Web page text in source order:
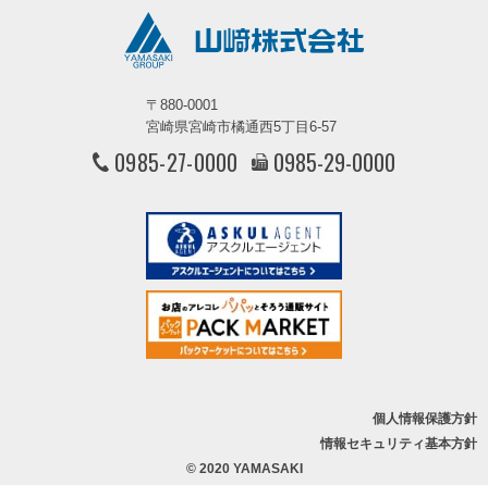
〒880-0001
宮崎県宮崎市橘通西5丁目6-57
0985-27-0000 0985-29-0000
個人情報保護方針
情報セキュリティ基本方針
© 2020 YAMASAKI